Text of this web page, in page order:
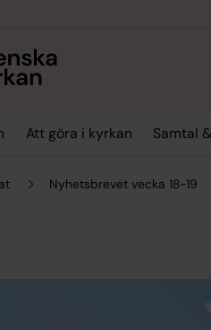
Att göra i kyrkan Samtal
Nyhetsbrevet vecka 18-19